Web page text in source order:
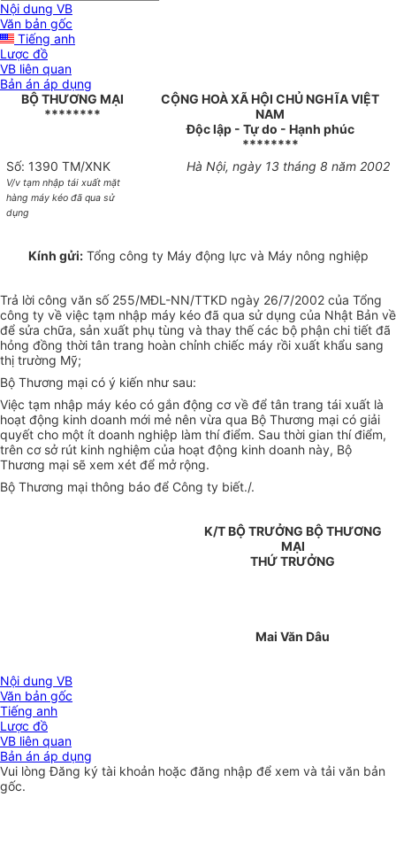
Nội dung VB
Văn bản gốc
Tiếng anh
Lược đồ
VB liên quan
Bản án áp dụng
BỘ THƯƠNG MẠI
********
CỘNG HOÀ XÃ HỘI CHỦ NGHĨA VIỆT
NAM
Độc lập - Tự do - Hạnh phúc
********
Số: 1390 TM/XNK
V/v tạm nhập tái xuất mặt
hàng máy kéo đã qua sử
dụng
Hà Nội, ngày 13 tháng 8 năm 2002
Kính gửi:Tổng công ty Máy động lực và Máy nông nghiệp
Trả lời công văn số 255/MĐL-NN/TTKD ngày 26/7/2002 của Tổng
công ty về việc tạm nhập máy kéo đã qua sử dụng của Nhật Bản về
để sửa chữa, sản xuất phụ tùng và thay thế các bộ phận chi tiết đã
hỏng đồng thời tân trang hoàn chỉnh chiếc máy rồi xuất khẩu sang
thị trường Mỹ;
Bộ Thương mại có ý kiến như sau:
Việc tạm nhập máy kéo có gắn động cơ về để tân trang tái xuất là
hoạt động kinh doanh mới mẻ nên vừa qua Bộ Thương mại có giải
quyết cho một ít doanh nghiệp làm thí điểm. Sau thời gian thí điểm,
trên cơ sở rút kinh nghiệm của hoạt động kinh doanh này, Bộ
Thương mại sẽ xem xét để mở rộng.
Bộ Thương mại thông báo để Công ty biết./.
K/T BỘ TRƯỞNG BỘ THƯƠNG
MẠI
THỨ TRƯỞNG
Mai Văn Dâu
Nội dung VB
Văn bản gốc
Tiếng anh
Lược đồ
VB liên quan
Bản án áp dụng
Vui lòngĐăng ký tài khoản hoặc đăng nhập để xem và tải văn bản
gốc.